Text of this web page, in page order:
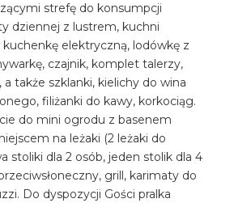
strefę do konsumpcji
dziennej z lustrem, kuchni
elektryczną, lodówkę z
czajnik, komplet talerzy,
a także szklanki, kielichy do wina
filiżanki do kawy, korkociąg.
do mini ogrodu z basenem
na leżaki (2 leżaki do
stoliki dla 2 osób, jeden stolik dla 4
grill, karimaty do
Do dyspozycji Gości pralka